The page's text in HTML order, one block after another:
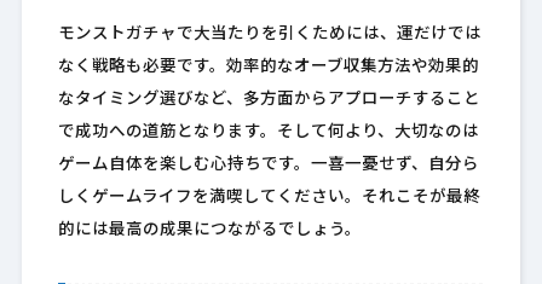
モンストガチャで大当たりを引くためには、運だけでは
なく戦略も必要です。効率的なオーブ収集方法や効果的
なタイミング選びなど、多方面からアプローチすること
で成功への道筋となります。そして何より、大切なのは
ゲーム自体を楽しむ心持ちです。一喜一憂せず、自分ら
しくゲームライフを満喫してください。それこそが最終
的には最高の成果につながるでしょう。